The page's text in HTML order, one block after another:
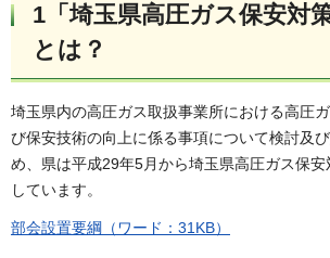
1「埼玉県高圧ガス保安対
とは？
埼玉県内の高圧ガス取扱事業所における高圧
び保安技術の向上に係る事項について検討及
め、県は平成29年5月から埼玉県高圧ガス保
しています。
部会設置要綱（ワード：31KB）